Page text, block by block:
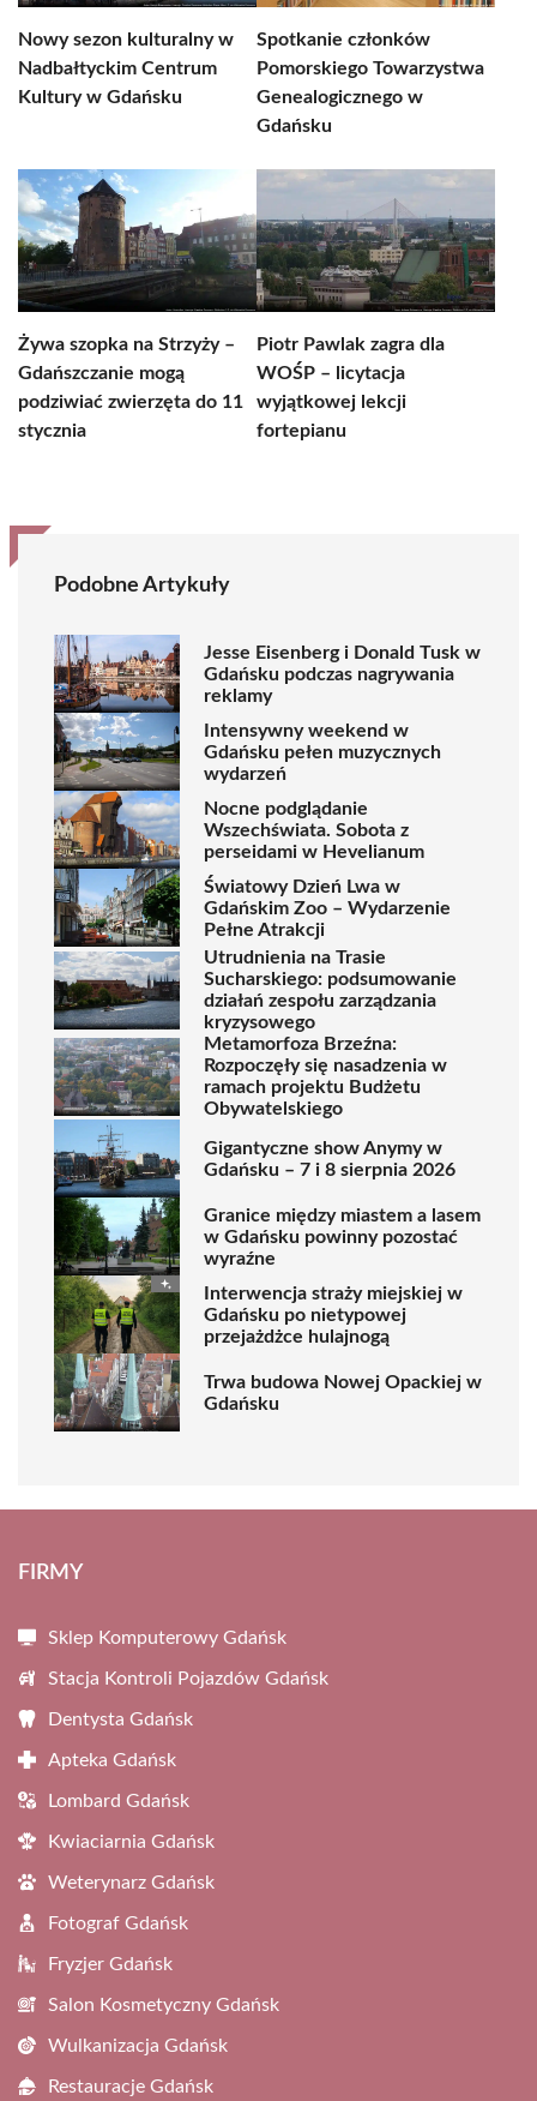
Nowy sezon kulturalny w
Nadbałtyckim Centrum
Kultury w Gdańsku
Spotkanie członków
Pomorskiego Towarzystwa
Genealogicznego w
Gdańsku
Żywa szopka na Strzyży –
Gdańszczanie mogą
podziwiać zwierzęta do 11
stycznia
Piotr Pawlak zagra dla
WOŚP – licytacja
wyjątkowej lekcji
fortepianu
Podobne Artykuły
Jesse Eisenberg i Donald Tusk w
Gdańsku podczas nagrywania
reklamy
Intensywny weekend w
Gdańsku pełen muzycznych
wydarzeń
Nocne podglądanie
Wszechświata. Sobota z
perseidami w Hevelianum
Światowy Dzień Lwa w
Gdańskim Zoo – Wydarzenie
Pełne Atrakcji
Utrudnienia na Trasie
Sucharskiego: podsumowanie
działań zespołu zarządzania
kryzysowego
Metamorfoza Brzeźna:
Rozpoczęły się nasadzenia w
ramach projektu Budżetu
Obywatelskiego
Gigantyczne show Anymy w
Gdańsku – 7 i 8 sierpnia 2026
Granice między miastem a lasem
w Gdańsku powinny pozostać
wyraźne
Interwencja straży miejskiej w
Gdańsku po nietypowej
przejażdżce hulajnogą
Trwa budowa Nowej Opackiej w
Gdańsku
FIRMY
Sklep Komputerowy Gdańsk
Stacja Kontroli Pojazdów Gdańsk
Dentysta Gdańsk
Apteka Gdańsk
Lombard Gdańsk
Kwiaciarnia Gdańsk
Weterynarz Gdańsk
Fotograf Gdańsk
Fryzjer Gdańsk
Salon Kosmetyczny Gdańsk
Wulkanizacja Gdańsk
Restauracje Gdańsk